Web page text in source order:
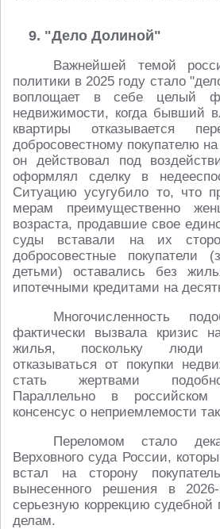
9. "Дело Долиной"
Важнейшей темой
политики в 2025 году стало
воплощает в себе целый
недвижимости, когда бывший
квартиры отказывается
добросовестному покупателю
он действовал под
оформлял сделку в
Ситуацию усугубило то, что
мерам преимущественно
возраста, продавшие свое
суды вставали на их
добросовестные покупатели
детьми) оставались без
ипотечными кредитами на
Многочисленность
фактически вызвала кризис
жилья, поскольку люди
отказываться от покупки
стать жертвами
Параллельно в российском
консенсус о неприемлемости
Переломом стало
Верховного суда России,
встал на сторону
вынесенного решения в
серьезную коррекцию судебной
делам.